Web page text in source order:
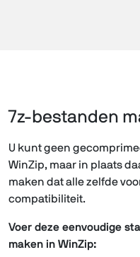
7z-bestanden
U kunt geen
WinZip, maar in plaats
maken dat alle zelfde
compatibiliteit.
Voer deze eenvoudige
maken in WinZip: